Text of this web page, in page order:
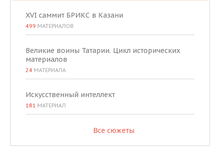
XVI саммит БРИКС в Казани
499 МАТЕРИАЛОВ
Великие воины Татарии. Цикл исторических
материалов
24 МАТЕРИАЛА
Искусственный интеллект
181 МАТЕРИАЛ
Все сюжеты